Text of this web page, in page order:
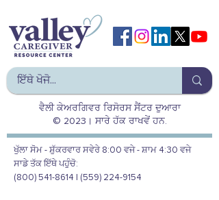
ਵੈਲੀ ਕੇਅਰਗਿਵਰ ਰਿਸੋਰਸ ਸੈਂਟਰ ਦੁਆਰਾ
© 2023। ਸਾਰੇ ਹੱਕ ਰਾਖਵੇਂ ਹਨ.
ਖੁੱਲਾ ਸੋਮ - ਸ਼ੁੱਕਰਵਾਰ ਸਵੇਰੇ 8:00 ਵਜੇ - ਸ਼ਾਮ 4:30 ਵਜੇ
ਸਾਡੇ ਤੱਕ ਇੱਥੇ ਪਹੁੰਚੋ:
(800) 541-8614 | (559) 224-9154